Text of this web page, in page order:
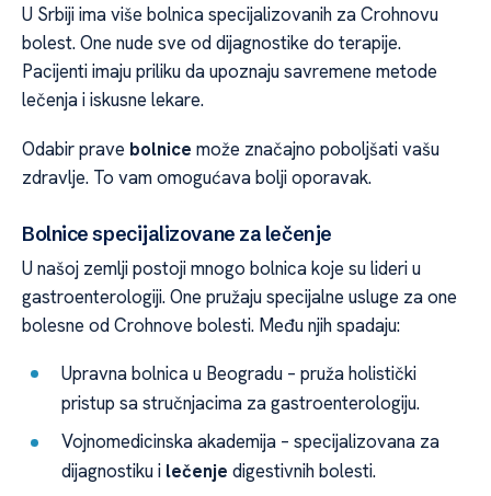
U Srbiji ima više bolnica specijalizovanih za Crohnovu
bolest. One nude sve od dijagnostike do terapije.
Pacijenti imaju priliku da upoznaju savremene metode
lečenja i iskusne lekare.
Odabir prave bolnice može značajno poboljšati vašu
zdravlje. To vam omogućava bolji oporavak.
Bolnice specijalizovane za lečenje
U našoj zemlji postoji mnogo bolnica koje su lideri u
gastroenterologiji. One pružaju specijalne usluge za one
bolesne od Crohnove bolesti. Među njih spadaju:
Upravna bolnica u Beogradu – pruža holistički
pristup sa stručnjacima za gastroenterologiju.
Vojnomedicinska akademija – specijalizovana za
dijagnostiku i lečenje digestivnih bolesti.